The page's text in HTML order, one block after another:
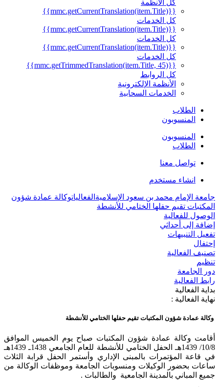
كل الأنظمة
{{mmc.getCurrentTranslation(item.Title)}}
كل الخدمات
{{mmc.getCurrentTranslation(item.Title)}}
كل الخدمات
{{mmc.getCurrentTranslation(item.Title)}}
كل الخدمات
{{mmc.getTrimmedTranslation(item.Title, 45)}}
كل الروابط
الأنظمة الإلكترونية
الخدمات السحابية
الطلاب
المنسوبون
المنسوبون
الطلاب
تواصل معنا
انشاء مستخدم
جامعة الإمام محمد بن سعود الإسلامية الفعالياتوكالة عمادة شؤون
المكتبات تقيم حفلها الختامي للأنشطة
الوصول للفعالية
إضافة إلى أحداثي
تفعيل التنبيهات
إحتفال
تصنيف الفعالية
تنظيم
دور الجامعة
رابط الفعالية
بداية الفعالية
نهاية الفعالية :
وكالة عمادة شؤون المكتبات تقيم حفلها الختامي للأنشطة
أقامت وكالة عمادة شؤون المكتبات صباح يوم الخميس الموافق
10/8/ 1439هـ الحفل الختامي للأنشطة للعام الجامعي 1438ـ 1439هـ
في قاعة المؤتمرات بالمبنى الإداري وأستمر الحفل قرابة الثلاث
ساعات بحضور الوكيلات ومنسوبات الجامعة وموظفات الوكالة من
جميع المباني بالمدينة الجامعية والطالبات .